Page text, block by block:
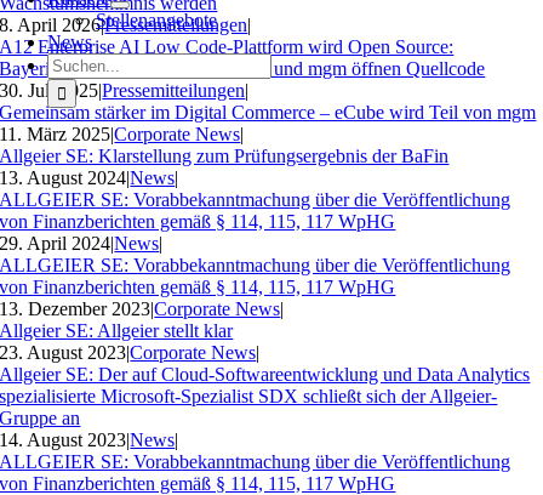
Stellenangebote
News
Suche
nach:
8. April 2026|Pressemitteilungen|
A12 Enterprise AI Low Code-Plattform wird Open Source:
Bayerisches Landesamt für Steuern und mgm öffnen Quellcode
30. Juli 2025|Pressemitteilungen|
Gemeinsam stärker im Digital Commerce – eCube wird Teil von mgm
11. März 2025|Corporate News|
Allgeier SE: Klarstellung zum Prüfungsergebnis der BaFin
13. August 2024|News|
ALLGEIER SE: Vorabbekanntmachung über die Veröffentlichung
von Finanzberichten gemäß § 114, 115, 117 WpHG
29. April 2024|News|
ALLGEIER SE: Vorabbekanntmachung über die Veröffentlichung
von Finanzberichten gemäß § 114, 115, 117 WpHG
13. Dezember 2023|Corporate News|
Allgeier SE: Allgeier stellt klar
23. August 2023|Corporate News|
Allgeier SE: Der auf Cloud-Softwareentwicklung und Data Analytics
spezialisierte Microsoft-Spezialist SDX schließt sich der Allgeier-
Gruppe an
14. August 2023|News|
ALLGEIER SE: Vorabbekanntmachung über die Veröffentlichung
von Finanzberichten gemäß § 114, 115, 117 WpHG